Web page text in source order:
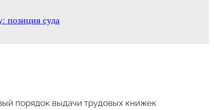
позиция суда
порядок выдачи трудовых книжек